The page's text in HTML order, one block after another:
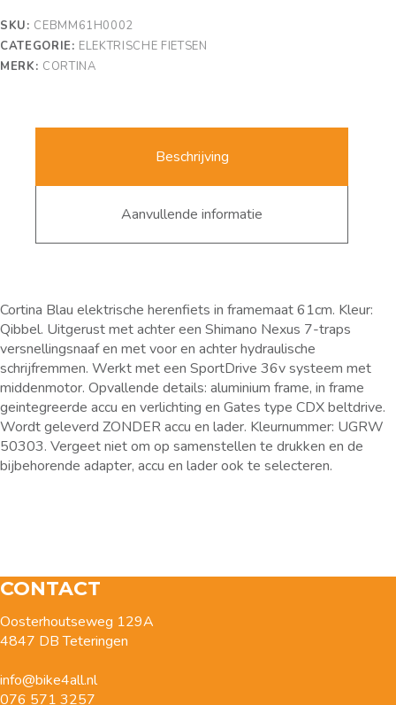
SKU: CEBMM61H0002
CATEGORIE: ELEKTRISCHE FIETSEN
MERK: CORTINA
Beschrijving
Aanvullende informatie
Cortina Blau elektrische herenfiets in framemaat 61cm. Kleur:
Qibbel. Uitgerust met achter een Shimano Nexus 7-traps
versnellingsnaaf en met voor en achter hydraulische
schrijfremmen. Werkt met een SportDrive 36v systeem met
middenmotor. Opvallende details: aluminium frame, in frame
geintegreerde accu en verlichting en Gates type CDX beltdrive.
Wordt geleverd ZONDER accu en lader. Kleurnummer: UGRW
50303. Vergeet niet om op samenstellen te drukken en de
bijbehorende adapter, accu en lader ook te selecteren.
CONTACT
Oosterhoutseweg 129A
4847 DB Teteringen
info@bike4all.nl
076 571 3257